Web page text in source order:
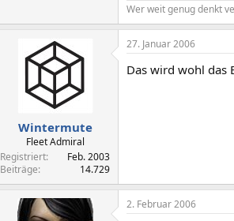
Wer weit genug denkt
Wintermute
Fleet Admiral
Registriert
Feb. 2003
Beiträge
14.729
27. Januar 2006
Das wird wohl das
2. Februar 2006